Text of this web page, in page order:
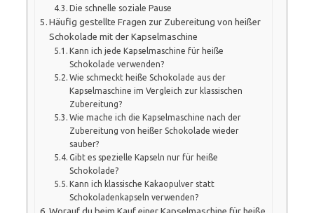
Die schnelle soziale Pause
Häufig gestellte Fragen zur Zubereitung von heißer
Schokolade mit der Kapselmaschine
Kann ich jede Kapselmaschine für heiße
Schokolade verwenden?
Wie schmeckt heiße Schokolade aus der
Kapselmaschine im Vergleich zur klassischen
Zubereitung?
Wie mache ich die Kapselmaschine nach der
Zubereitung von heißer Schokolade wieder
sauber?
Gibt es spezielle Kapseln nur für heiße
Schokolade?
Kann ich klassische Kakaopulver statt
Schokoladenkapseln verwenden?